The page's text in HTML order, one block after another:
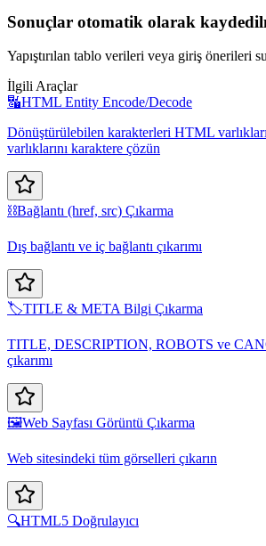
Sonuçlar otomatik olarak
Yapıştırılan tablo verileri veya giriş önerileri
İlgili Araçlar
🔣HTML Entity Encode/Decode
Dönüştürülebilen karakterleri HTML
varlıklarını karaktere çözün
⛓️Bağlantı (href, src) Çıkarma
Dış bağlantı ve iç bağlantı çıkarımı
🏷️TITLE & META Bilgi Çıkarma
TITLE, DESCRIPTION, ROBOTS ve
çıkarımı
🖼️Web Sayfası Görüntü Çıkarma
Web sitesindeki tüm görselleri çıkarın
🔍HTML5 Doğrulayıcı